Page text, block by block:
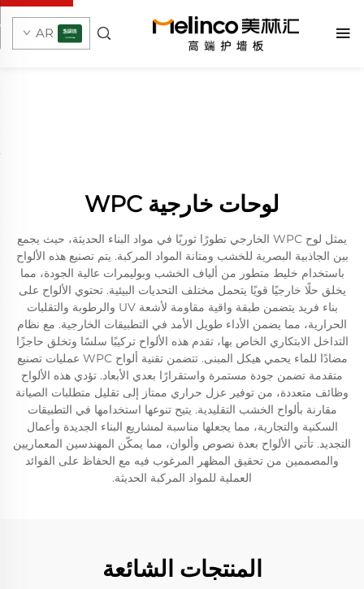
AR
لوحات خارجية WPC
يمثل لوح WPC الخارجي تطورًا ثوريًا في مواد البناء الحديثة، حيث يجمع
بين الجاذبية البصرية للخشب ومتانة المواد المركبة. يتم تصنيع هذه الألواح
باستخدام خليط متطور من ألياف الخشب وبوليمرات عالية الجودة، مما
يخلق حلًا خارجيًا قويًا يتحمل مختلف التحديات البيئية. تحتوي الألواح على
بناء فريد يتضمن طبقة واقية مقاومة لأشعة UV والرطوبة والتقلبات
الحرارية، مما يضمن الأداء طويل الأمد في التطبيقات الخارجية. مع نظام
التداخل الابتكاري الخاص بها، تقدم هذه الألواح تركيبًا سلسًا وتخلق حاجزًا
مضادًا للماء يحمي هيكل المبنى. تتضمن تقنية ألواح WPC عمليات تصنيع
متقدمة تضمن جودة مستمرة واستقرارًا بعدي الأبعاد. تؤدي هذه الألواح
وظائف متعددة، من توفير عزل حراري ممتاز إلى تقليل متطلبات الصيانة
مقارنة بألواح الخشب التقليدية. يتيح تنوعها استخدامها في التطبيقات
السكنية والتجارية، مما يجعلها مناسبة لمشاريع البناء الجديدة وأعمال
التجديد. تأتي الألواح بعدة نصوص وألوان، مما يمكّن المهندسين المعماريين
والمصممين من تحقيق المظهر المرغوب فيه مع الحفاظ على الفوائد
العملية للمواد المركبة الحديثة.
المنتجات الشائعة